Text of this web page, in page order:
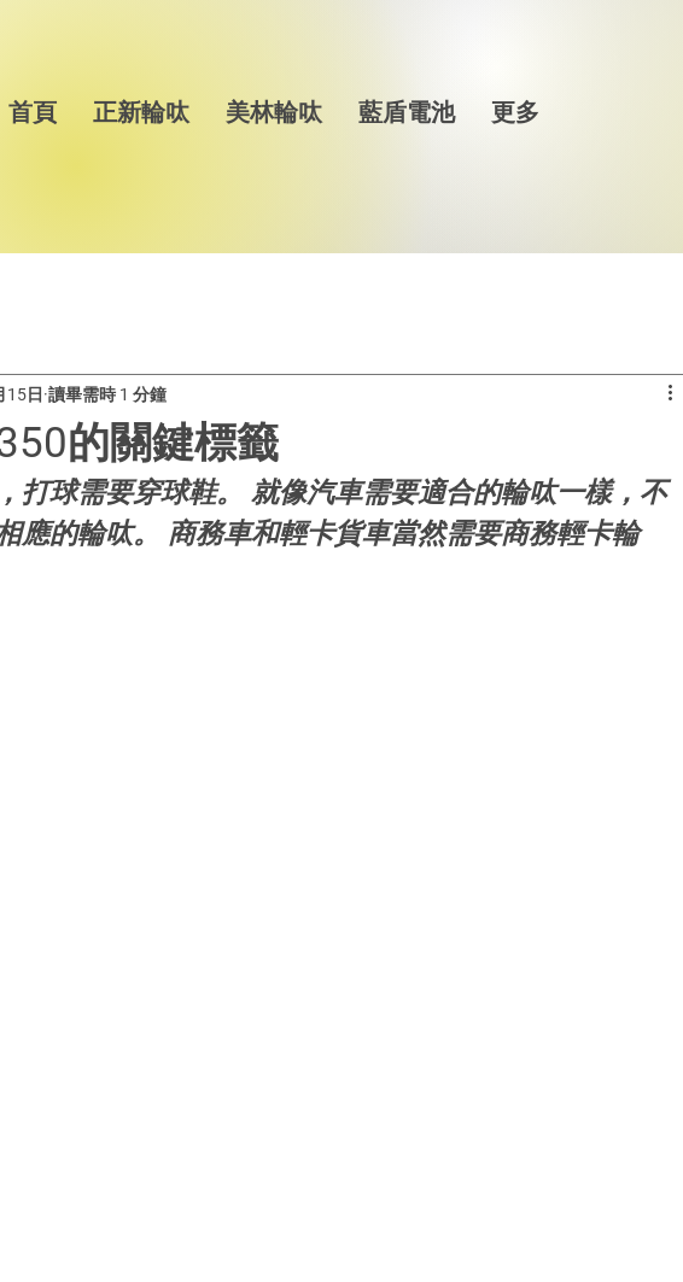
首頁 正新輪呔 美林輪呔 藍盾電池 更多
的關鍵標籤
15日 讀畢需時 1 分鐘
打球需要穿球鞋。 就像汽車需要適合的輪呔一樣，不
應的輪呔。 商務車和輕卡貨車當然需要商務輕卡輪